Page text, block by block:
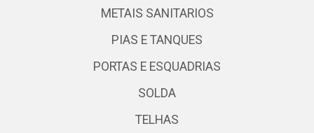
METAIS SANITARIOS
PIAS E TANQUES
PORTAS E ESQUADRIAS
SOLDA
TELHAS